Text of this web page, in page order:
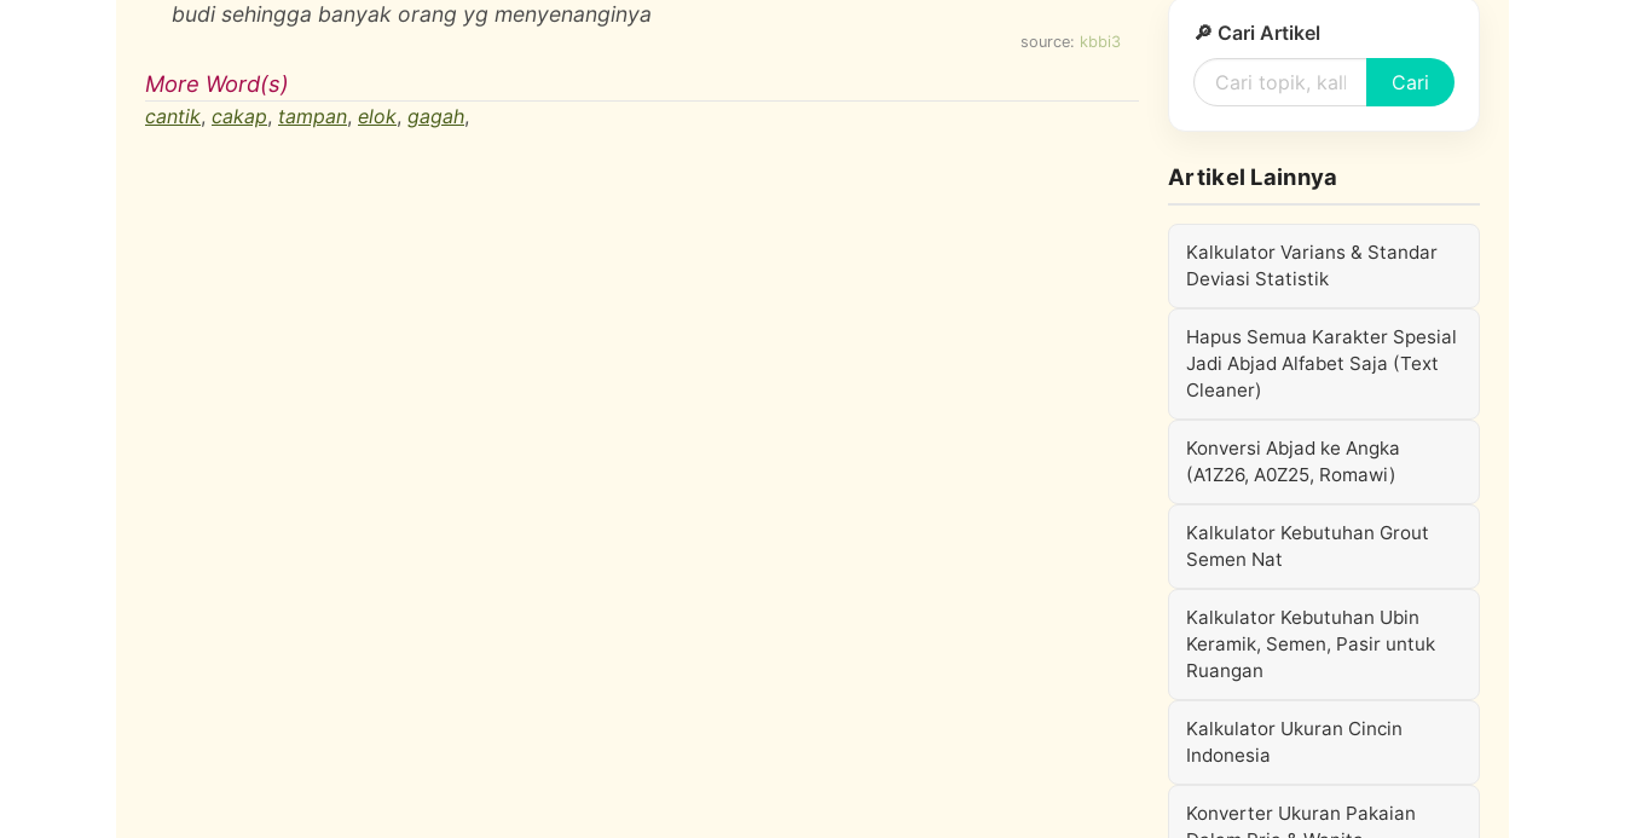
budi sehingga banyak orang yg menyenanginya
source: kbbi3
More Word(s)
cantik, cakap, tampan, elok, gagah,
🔎 Cari Artikel
Cari
Artikel Lainnya
Kalkulator Varians & Standar
Deviasi Statistik
Hapus Semua Karakter Spesial
Jadi Abjad Alfabet Saja (Text
Cleaner)
Konversi Abjad ke Angka
(A1Z26, A0Z25, Romawi)
Kalkulator Kebutuhan Grout
Semen Nat
Kalkulator Kebutuhan Ubin
Keramik, Semen, Pasir untuk
Ruangan
Kalkulator Ukuran Cincin
Indonesia
Konverter Ukuran Pakaian